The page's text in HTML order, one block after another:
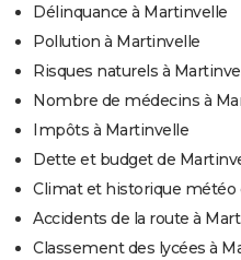
Délinquance à Martinvelle
Pollution à Martinvelle
Risques naturels à
Nombre de médecins à
Impôts à Martinvelle
Dette et budget de
Climat et historique météo
Accidents de la route à
Classement des lycées à